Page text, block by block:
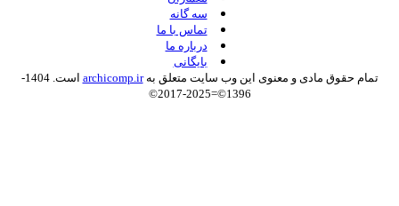
سه گانه
تماس با ما
درباره ما
بایگانی
تمام حقوق مادی و معنوی این وب سایت متعلق بهarchicomp.ir
است. 1404-
1396©=2025-2017©